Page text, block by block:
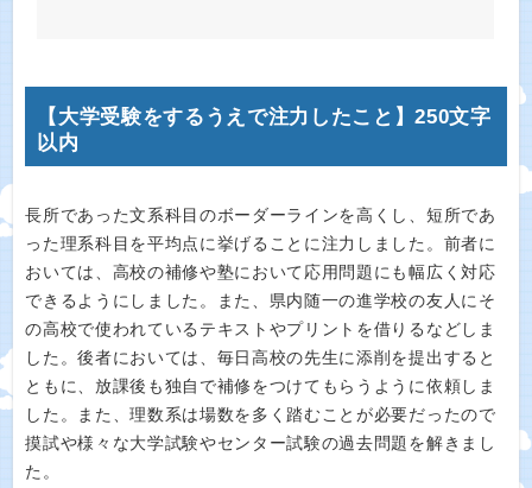
【大学受験をするうえで注力したこと】250文字
以内
長所であった文系科目のボーダーラインを高くし、短所であ
った理系科目を平均点に挙げることに注力しました。前者に
おいては、高校の補修や塾において応用問題にも幅広く対応
できるようにしました。また、県内随一の進学校の友人にそ
の高校で使われているテキストやプリントを借りるなどしま
した。後者においては、毎日高校の先生に添削を提出すると
ともに、放課後も独自で補修をつけてもらうように依頼しま
した。また、理数系は場数を多く踏むことが必要だったので
摸試や様々な大学試験やセンター試験の過去問題を解きまし
た。